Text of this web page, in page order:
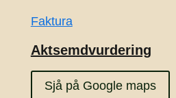
Faktura
Aktsemdvurdering
Sjå på Google maps